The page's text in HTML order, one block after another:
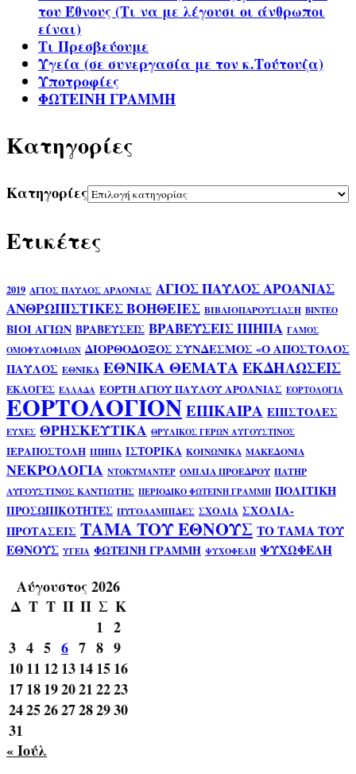
του Έθνους (Τι να με λέγουσι οι άνθρωποι
είναι)
Τι Πρεσβεύουμε
Υγεία (σε συνεργασία με τον κ.Τούτουζα)
Υποτροφίες
ΦΩΤΕΙΝΗ ΓΡΑΜΜΗ
Kατηγορίες
Kατηγορίες
Ετικέτες
2019 ΑΓΙΟΣ ΠΑΥΛΟΣ ΑΡΑΟΝΙΑΣ ΑΓΙΟΣ ΠΑΥΛΟΣ ΑΡΟΑΝΙΑΣ
ΑΝΘΡΩΠΙΣΤΙΚΕΣ ΒΟΗΘΕΙΕΣ ΒΙΒΛΙΟΠΑΡΟΥΣΙΑΣΗ ΒΙΝΤΕΟ
ΒΙΟΙ ΑΓΙΩΝ ΒΡΑΒΕΥΣΕΙΣ ΒΡΑΒΕΥΣΕΙΣ ΙΠΗΠΑ ΓΑΜΟΣ
ΟΜΟΦΥΛΟΦΙΛΩΝ ΔΙΟΡΘΟΔΟΞΟΣ ΣΥΝΔΕΣΜΟΣ «Ο ΑΠΟΣΤΟΛΟΣ
ΠΑΥΛΟΣ ΕΘΝΙΚΑ ΕΘΝΙΚΑ ΘΕΜΑΤΑΕΚΔΗΛΩΣΕΙΣ
ΕΚΛΟΓΕΣ ΕΛΛΑΔΑ ΕΟΡΤΗ ΑΓΙΟΥ ΠΑΥΛΟΥ ΑΡΟΑΝΙΑΣ ΕΟΡΤΟΛΟΓΙΑ
ΕΟΡΤΟΛΟΓΙΟΝΕΠΙΚΑΙΡΑ ΕΠΙΣΤΟΛΕΣ
ΕΥΧΕΣ ΘΡΗΣΚΕΥΤΙΚΑ ΘΡΥΛΙΚΟΣ ΓΕΡΩΝ ΑΥΓΟΥΣΤΙΝΟΣ
ΙΕΡΑΠΟΣΤΟΛΗ ΙΠΗΠΑ ΙΣΤΟΡΙΚΑ ΚΟΙΝΩΝΙΚΑ ΜΑΚΕΔΟΝΙΑ
ΝΕΚΡΟΛΟΓΙΑ ΝΤΟΚΥΜΑΝΤΕΡ ΟΜΙΛΙΑ ΠΡΟΕΔΡΟΥ ΠΑΤΗΡ
ΑΥΓΟΥΣΤΙΝΟΣ ΚΑΝΤΙΩΤΗΣ ΠΕΡΙΟΔΙΚΟ ΦΩΤΕΙΝΗ ΓΡΑΜΜΗ ΠΟΛΙΤΙΚΗ
ΠΡΟΣΩΠΙΚΟΤΗΤΕΣ ΠΥΓΟΛΑΜΠΙΔΕΣ ΣΧΟΛΙΑ ΣΧΟΛΙΑ-
ΠΡΟΤΑΣΕΙΣ ΤΑΜΑ ΤΟΥ ΕΘΝΟΥΣ ΤΟ ΤΑΜΑ ΤΟΥ
ΕΘΝΟΥΣ ΥΓΕΙΑ ΦΩΤΕΙΝΗ ΓΡΑΜΜΗ ΨΥΧΟΦΕΛΗ ΨΥΧΩΦΕΛΗ
Αύγουστος 2026
Δ Τ Τ Π Π Σ Κ
1 2
3 4 5 6 7 8 9
1011 1213141516
17181920212223
24252627282930
31
« Ιούλ